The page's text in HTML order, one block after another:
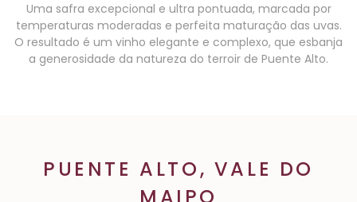
Uma safra excepcional e ultra pontuada, marcada por
temperaturas moderadas e perfeita maturação das uvas.
O resultado é um vinho elegante e complexo, que esbanja
a generosidade da natureza do terroir de Puente Alto.
PUENTE ALTO, VALE DO